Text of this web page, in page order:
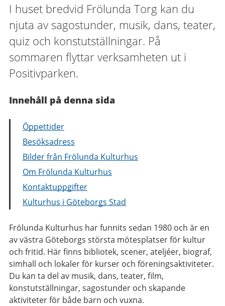
I huset bredvid Frölunda Torg kan du
njuta av sagostunder, musik, dans, teater,
quiz och konstutställningar. På
sommaren flyttar verksamheten ut i
Positivparken.
Innehåll på denna sida
Öppettider
Besöksadress
Bilder från Frölunda Kulturhus
Om Frölunda Kulturhus
Kontaktuppgifter
Kulturhus i Göteborgs Stad
Frölunda Kulturhus har funnits sedan 1980 och är en
av västra Göteborgs största mötesplatser för kultur
och fritid. Här finns bibliotek, scener, ateljéer, biograf,
simhall och lokaler för kurser och föreningsaktiviteter.
Du kan ta del av musik, dans, teater, film,
konstutställningar, sagostunder och skapande
aktiviteter för både barn och vuxna.